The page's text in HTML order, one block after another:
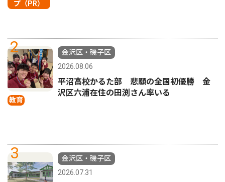
プ（PR）
2
教育
金沢区・磯子区
2026.08.06
平沼高校かるた部 悲願の全国初優勝 金
沢区六浦在住の田渕さん率いる
3
金沢区・磯子区
2026.07.31